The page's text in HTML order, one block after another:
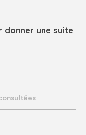
donner une suite